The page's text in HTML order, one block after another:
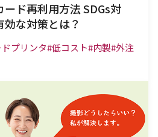
ド再利用方法 SDGs対
な対策とは？
プリンタ#低コスト#内製#外注